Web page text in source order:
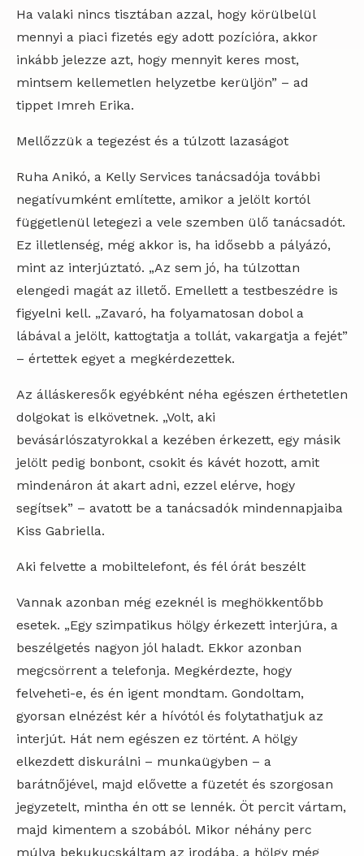
Ha valaki nincs tisztában azzal, hogy körülbelül
mennyi a piaci fizetés egy adott pozícióra, akkor
inkább jelezze azt, hogy mennyit keres most,
mintsem kellemetlen helyzetbe kerüljön” – ad
tippet Imreh Erika.
Mellőzzük a tegezést és a túlzott lazaságot
Ruha Anikó, a Kelly Services tanácsadója további
negatívumként említette, amikor a jelölt kortól
függetlenül letegezi a vele szemben ülő tanácsadót.
Ez illetlenség, még akkor is, ha idősebb a pályázó,
mint az interjúztató. „Az sem jó, ha túlzottan
elengedi magát az illető. Emellett a testbeszédre is
figyelni kell. „Zavaró, ha folyamatosan dobol a
lábával a jelölt, kattogtatja a tollát, vakargatja a fejét”
– értettek egyet a megkérdezettek.
Az álláskeresők egyébként néha egészen érthetetlen
dolgokat is elkövetnek. „Volt, aki
bevásárlószatyrokkal a kezében érkezett, egy másik
jelölt pedig bonbont, csokit és kávét hozott, amit
mindenáron át akart adni, ezzel elérve, hogy
segítsek” – avatott be a tanácsadók mindennapjaiba
Kiss Gabriella.
Aki felvette a mobiltelefont, és fél órát beszélt
Vannak azonban még ezeknél is meghökkentőbb
esetek. „Egy szimpatikus hölgy érkezett interjúra, a
beszélgetés nagyon jól haladt. Ekkor azonban
megcsörrent a telefonja. Megkérdezte, hogy
felveheti-e, és én igent mondtam. Gondoltam,
gyorsan elnézést kér a hívótól és folytathatjuk az
interjút. Hát nem egészen ez történt. A hölgy
elkezdett diskurálni – munkaügyben – a
barátnőjével, majd elővette a füzetét és szorgosan
jegyzetelt, mintha én ott se lennék. Öt percit vártam,
majd kimentem a szobából. Mikor néhány perc
múlva bekukucskáltam az irodába, a hölgy még